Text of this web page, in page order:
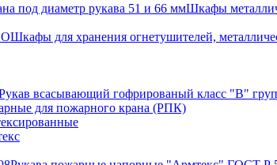
Шкафы
Шкафы для хранения огнетушителей,
всасывающий гофрированый класс "В"
для пожарного крана (РПК)